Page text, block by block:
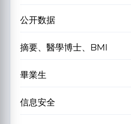
公开数据
摘要、醫學博士、BMI
畢業生
信息安全